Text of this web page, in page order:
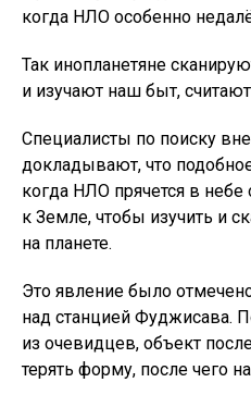
когда НЛО особенно
Так инопланетяне
и изучают наш быт,
Специалисты по поиску
докладывают, что
когда НЛО прячется в
к Земле, чтобы изучить и
на планете.
Это явление было
над станцией Фуджисава.
из очевидцев, объект
терять форму, после чего